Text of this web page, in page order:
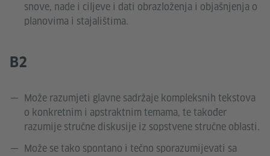
snove, nade i ciljeve i dati obrazloženja i objašnjenja o
planovima i stajalištima.
B2
Može razumjeti glavne sadržaje kompleksnih tekstova
o konkretnim i apstraktnim temama, te također
razumije stručne diskusije iz sopstvene stručne oblasti.
Može se tako spontano i tečno sporazumijevati sa